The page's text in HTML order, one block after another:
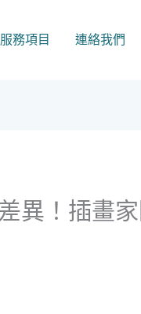
服務項目 連絡我們
異！插畫